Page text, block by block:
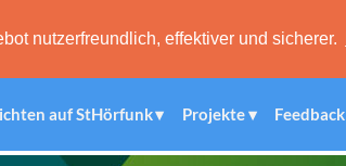
nutzerfreundlich, effektiver und sicherer.
auf StHörfunk Projekte Feedback